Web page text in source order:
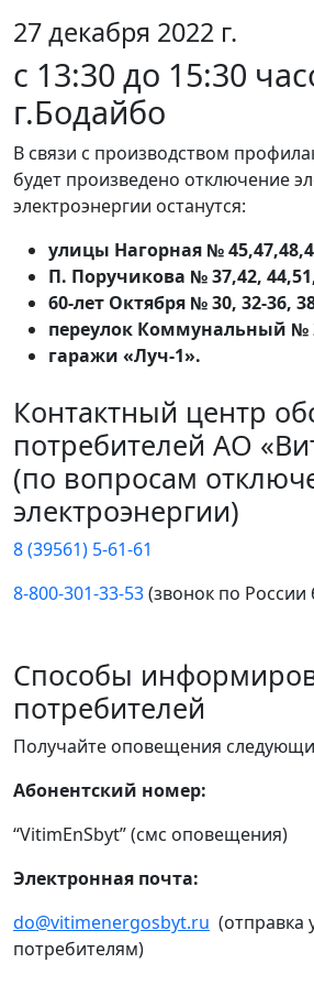
27 декабря 2022 г.
с 13:30 до 15:30
г.Бодайбо
В связи с производством
будет произведено отключение
электроэнергии останутся:
улицы Нагорная №
П. Поручикова № 37,42,
60-лет Октября № 30, 32-36,
переулок Коммунальный №
гаражи «Луч-1».
Контактный центр
потребителей АО
(по вопросам
электроэнергии)
8 (39561) 5-61-61
8-800-301-33-53(звонок по России
Способы
потребителей
Получайте оповещения
Абонентский номер:
“VitimEnSbyt” (смс оповещения)
Электронная почта:
do@vitimenergosbyt.ru (отправка
потребителям)